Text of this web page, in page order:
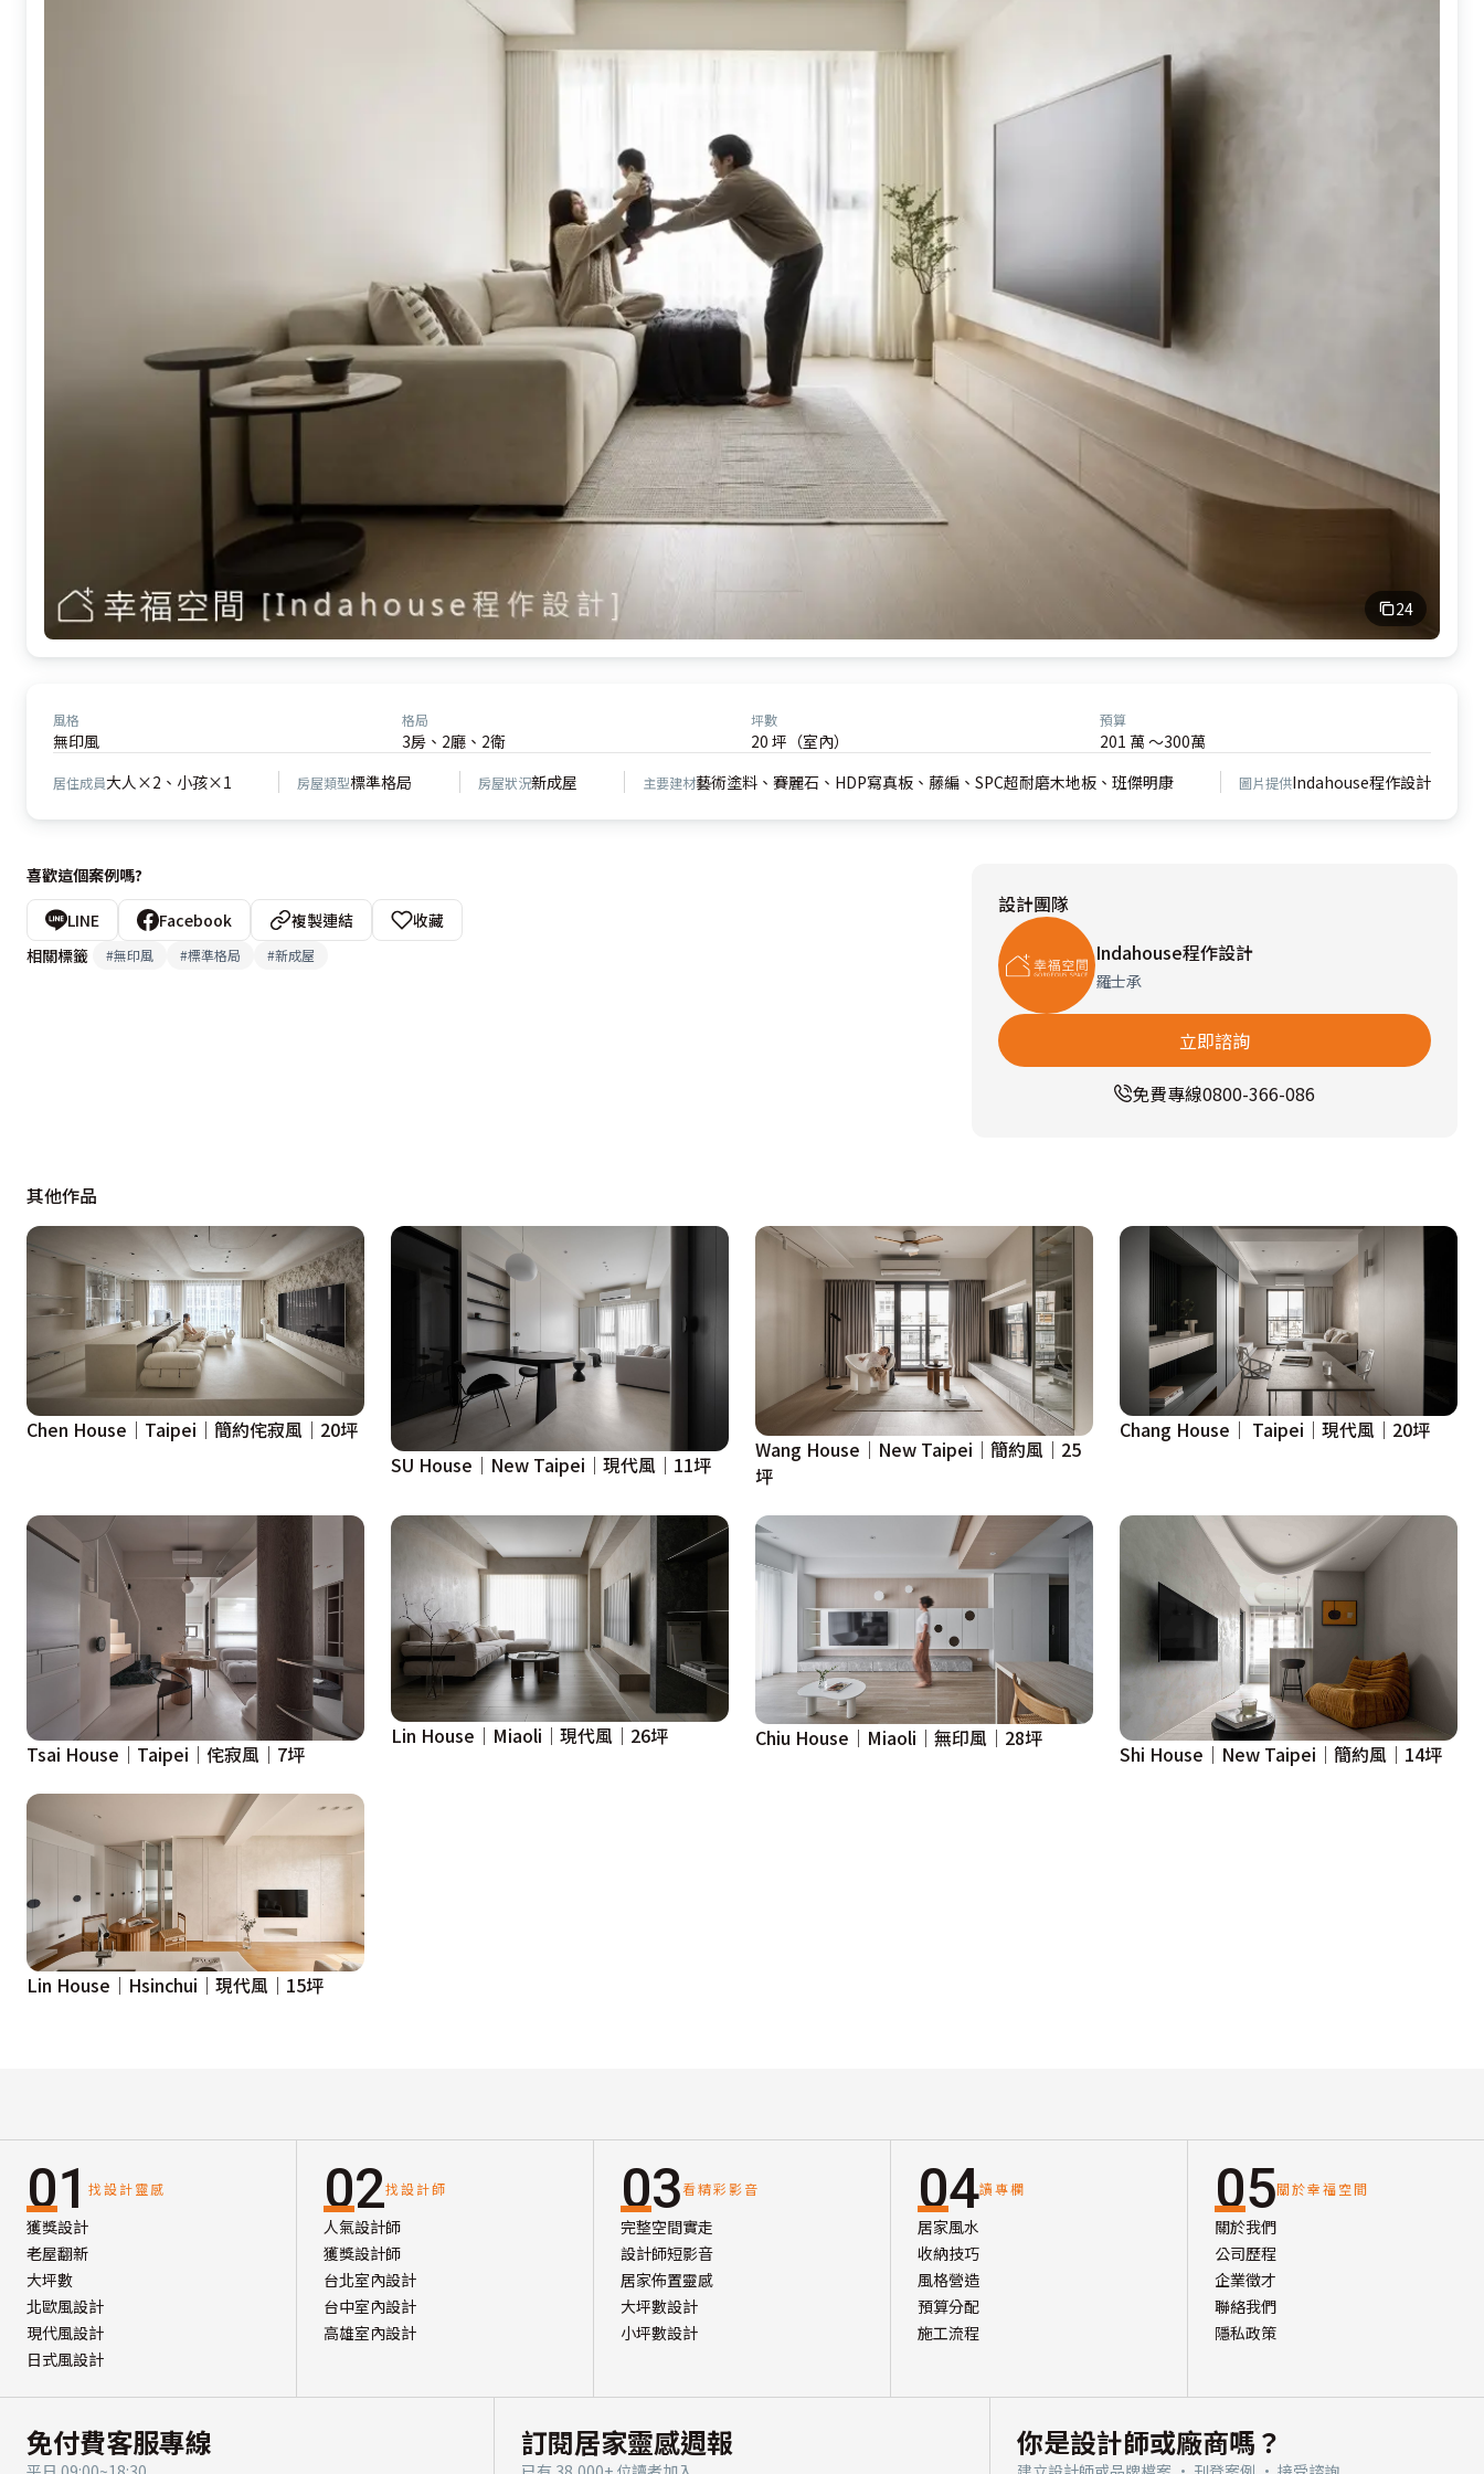
24
風格
無印風
格局
3房、2廳、2衛
坪數
20 坪（室內）
預算
201 萬 ～300萬
居住成員大人×2、小孩×1 房屋類型標準格局 房屋狀況新成屋 主要建材藝術塗料、賽麗石、HDP寫真板、藤編、SPC超耐磨木地板、班傑明康 圖片提供Indahouse程作設計
喜歡這個案例嗎?
LINE Facebook 複製連結
收藏
相關標籤
#無印風 #標準格局 #新成屋
設計團隊
Indahouse程作設計
羅士承
立即諮詢
免費專線0800-366-086
其他作品
Chen House│Taipei│簡約侘寂風│20坪
SU House│New Taipei│現代風│11坪
Wang House│New Taipei│簡約風│25
坪
Chang House│ Taipei│現代風│20坪
Tsai House│Taipei│侘寂風│7坪
Lin House│Miaoli│現代風│26坪 Chiu House│Miaoli│無印風│28坪
Shi House│New Taipei│簡約風│14坪
Lin House│Hsinchui│現代風│15坪
01 找設計靈感
獲獎設計
老屋翻新
大坪數
北歐風設計
現代風設計
日式風設計
02找設計師
人氣設計師
獲獎設計師
台北室內設計
台中室內設計
高雄室內設計
03看精彩影音
完整空間實走
設計師短影音
居家佈置靈感
大坪數設計
小坪數設計
04讀專欄
居家風水
收納技巧
風格營造
預算分配
施工流程
05關於幸福空間
關於我們
公司歷程
企業徵才
聯絡我們
隱私政策
免付費客服專線 訂閱居家靈感週報 你是設計師或廠商嗎？